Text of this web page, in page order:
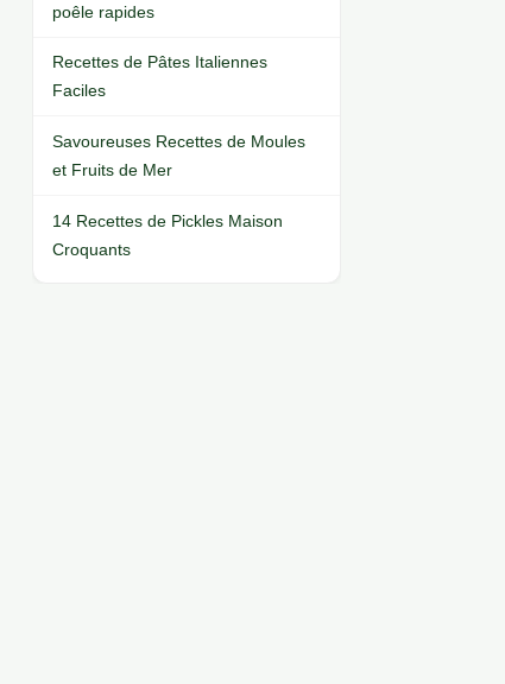
poêle rapides
Recettes de Pâtes Italiennes
Faciles
Savoureuses Recettes de Moules
et Fruits de Mer
14 Recettes de Pickles Maison
Croquants